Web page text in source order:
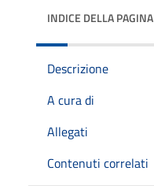
INDICE DELLA PAGINA
Descrizione
A cura di
Allegati
Contenuti correlati